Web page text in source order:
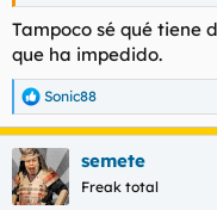
Tampoco sé qué tiene
que ha impedido.
R
e
a
c
c
i
Sonic88
semete
Freak total